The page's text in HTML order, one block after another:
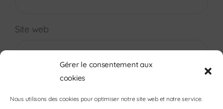
Gérer le consentement aux
cookies
Nous utilisons des cookies pour optimiser notre site web et notre service.
Site web